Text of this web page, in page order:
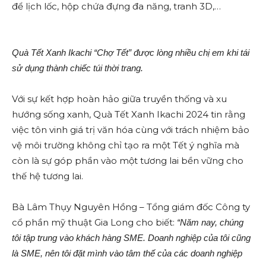
để lịch lốc, hộp chứa đựng đa năng, tranh 3D,…
Quà Tết Xanh Ikachi “Chợ Tết” được lòng nhiều chị em khi tái
sử dụng thành chiếc túi thời trang.
Với sự kết hợp hoàn hảo giữa truyền thống và xu
hướng sống xanh, Quà Tết Xanh Ikachi 2024 tin rằng
việc tôn vinh giá trị văn hóa cùng với trách nhiệm bảo
vệ môi trường không chỉ tạo ra một Tết ý nghĩa mà
còn là sự góp phần vào một tương lai bền vững cho
thế hệ tương lai.
Bà Lâm Thụy Nguyên Hồng – Tổng giám đốc Công ty
cổ phần mỹ thuật Gia Long cho biết: “Năm nay, chúng
tôi tập trung vào khách hàng SME. Doanh nghiệp của tôi cũng
là SME, nên tôi đặt mình vào tâm thế của các doanh nghiệp